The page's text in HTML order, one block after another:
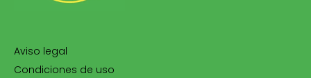
Aviso legal
Condiciones de uso